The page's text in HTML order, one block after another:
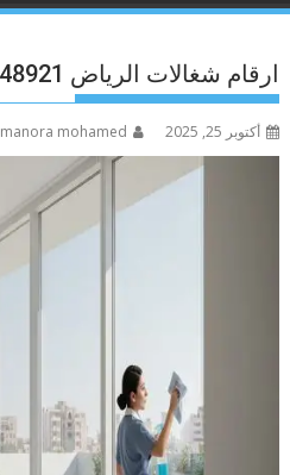
ارقام شغالات الرياض 0596648921
أكتوبر 25, 2025 manora mohamed